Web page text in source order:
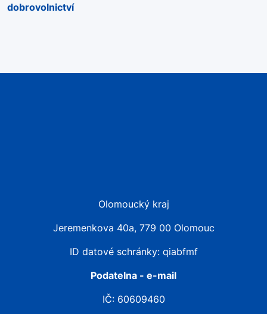
dobrovolnictví
Olomoucký kraj
Jeremenkova 40a, 779 00 Olomouc
ID datové schránky: qiabfmf
Podatelna - e-mail
IČ: 60609460